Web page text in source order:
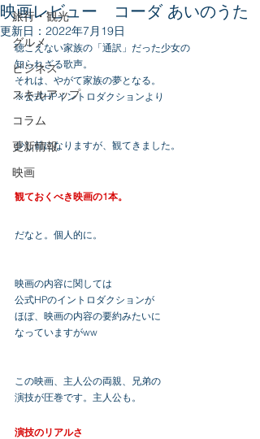
旅行・観光
グルメ
ビジネス
スキルアップ
コラム
更新情報
映画
映画レビュー コーダ あいのうた
更新日： 2022年7月19日
聴こえない家族の「通訳」だった少女の
知られざる歌声。
それは、やがて家族の夢となる。
※公式HPイントロダクションより
少し前になりますが、観てきました。
観ておくべき映画の1本。
だなと。個人的に。
映画の内容に関しては
公式HPのイントロダクションが
ほぼ、映画の内容の要約みたいに
なっていますがww
この映画、主人公の両親、兄弟の
演技が圧巻です。主人公も。
演技のリアルさ